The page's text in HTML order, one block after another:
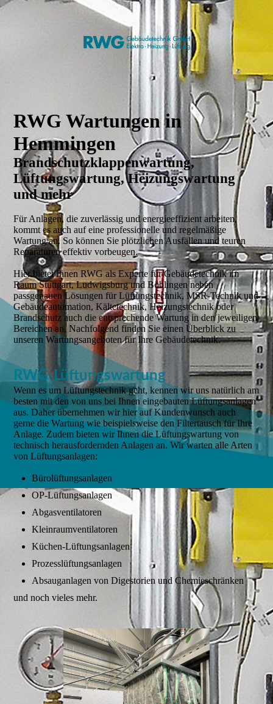
RWG Wartungen in
Hemmingen
Brandschutzklappenwartung,
Lüftungswartung, Heizungswartung
und mehr
Für Anlagen, die zuverlässig und energieeffizient arbeiten,
kommt es auch auf eine professionelle und regelmäßige
Wartung an. So können Sie plötzlichen Ausfällen und teuren
Reparaturen effektiv vorbeugen.
Hier bietet Ihnen RWG als Experte für Gebäudetechnik im
Raum Stuttgart, Ludwigsburg und Böblingen neben
passgenauen Lösungen für Lüftungstechnik, MSR-Technik und
Gebäudeautomation, Kältetechnik, Heizungstechnik oder
Brandschutz auch die entsprechende Wartung in den jeweiligen
Bereichen an. Nachfolgend finden Sie einen Überblick zu
unseren Wartungsangeboten für Ihre Gebäudetechnik.
RWG-Lüftungswartung
Wenn es um Lüftungstechnik geht, kennen wir uns natürlich am
besten mit den von uns bei Ihnen eingebauten Lüftungsanlagen
aus. Daher übernehmen wir hier auf Kundenwunsch auch
gerne die Wartung wie beispielsweise den Filtertausch für Ihre
Anlage. Zudem bieten wir Ihnen die Lüftungswartung von
technisch herausfordernden Anlagen an. Wir warten alle Arten
von Lüftungsanlagen:
Bürolüftungsanlagen
OP-Lüftungsanlagen
Abgasventilatoren
Kleinraumventilatoren
Küchen-Lüftungsanlagen
Prozesslüftungsanlagen
Absauganlagen von Digestorien und Chemieschränken
und noch vieles mehr.